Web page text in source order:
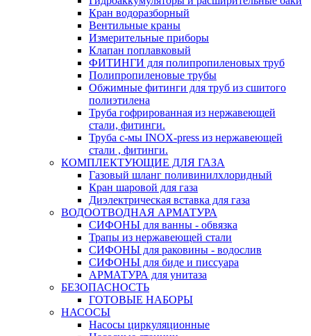
Кран водоразборный
Вентильные краны
Измерительные приборы
Клапан поплавковый
ФИТИНГИ для полипропиленовых труб
Полипропиленовые трубы
Обжимные фитинги для труб из сшитого
полиэтилена
Труба гофрированная из нержавеющей
стали, фитинги.
Труба с-мы INOX-press из нержавеющей
стали , фитинги.
КОМПЛЕКТУЮЩИЕ ДЛЯ ГАЗА
Газовый шланг поливинилхлоридный
Кран шаровой для газа
Диэлектрическая вставка для газа
ВОДООТВОДНАЯ АРМАТУРА
СИФОНЫ для ванны - обвязка
Трапы из нержавеющей стали
СИФОНЫ для раковины - водослив
СИФОНЫ для биде и писсуара
АРМАТУРА для унитаза
БЕЗОПАСНОСТЬ
ГОТОВЫЕ НАБОРЫ
НАСОСЫ
Насосы циркуляционные